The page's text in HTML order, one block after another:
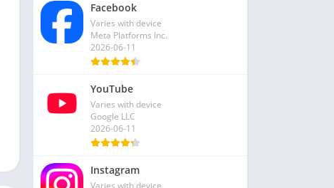
竞速游戏
策略游戏
Facebook
Varies with device
Meta Platforms Inc.
2026-06-11
YouTube
Varies with device
Google LLC
2026-06-11
Instagram
Varies with device